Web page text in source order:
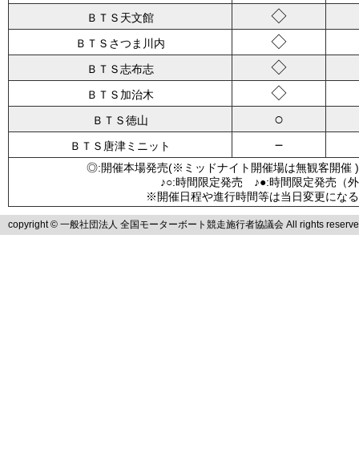
ＢＴＳ天文館 ◇
ＢＴＳさつま川内 ◇
ＢＴＳ志布志 ◇
ＢＴＳ加治木 ◇
ＢＴＳ徳山 ○
ＢＴＳ唐津ミニット －
◎:開催本場発売(※ミッドナイト開催場は無観客
♪○:時間限定発売 ♪●:時間限定発売
※開催日程や進行時間等は当日変更にな
copyright © 一般社団法人 全国モーターボート競走施行者協議会 All rights